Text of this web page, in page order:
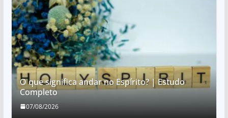
O que significa andar no Espírito? | Estudo
Completo
07/08/2026